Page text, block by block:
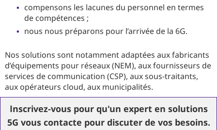
compensons les lacunes du personnel en termes
de compétences ;
nous nous préparons pour l’arrivée de la 6G.
Nos solutions sont notamment adaptées aux fabricants
d’équipements pour réseaux (NEM), aux fournisseurs de
services de communication (CSP), aux sous-traitants,
aux opérateurs cloud, aux municipalités.
Inscrivez-vous pour qu'un expert en solutions
5G vous contacte pour discuter de vos besoins.